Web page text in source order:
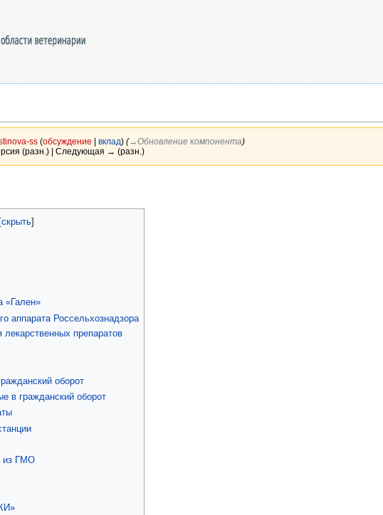
ss (обсуждение | вклад) (→‎Обновление компонента)
(разн.) | Следующая → (разн.)
«Гален»
аппарата Россельхознадзора
препаратов
оборот
в гражданский оборот
из ГМО